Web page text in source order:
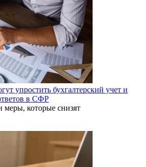
упростить бухгалтерский учет и
в СФР
меры, которые снизят